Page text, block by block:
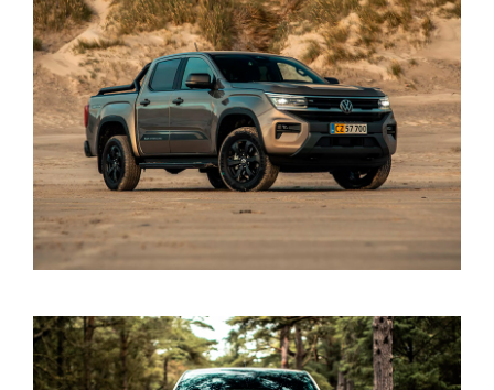
VÆRKSTED
SKADECENTER
TILBEHØR
RESERVEDELE
NYHEDER
OM OS
JOB OG